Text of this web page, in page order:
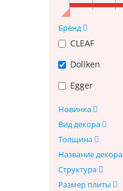
Бренд
CLEAF
Dollken
Egger
Новинка
Вид декора
Толщина
Название декора
Структура
Размер плиты